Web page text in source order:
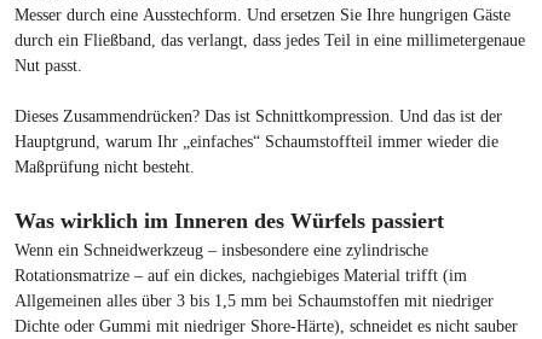
Messer durch eine Ausstechform. Und ersetzen Sie Ihre hungrigen Gäste
durch ein Fließband, das verlangt, dass jedes Teil in eine millimetergenaue
Nut passt.
Dieses Zusammendrücken? Das ist Schnittkompression. Und das ist der
Hauptgrund, warum Ihr „einfaches“ Schaumstoffteil immer wieder die
Maßprüfung nicht besteht.
Was wirklich im Inneren des Würfels passiert
Wenn ein Schneidwerkzeug – insbesondere eine zylindrische
Rotationsmatrize – auf ein dickes, nachgiebiges Material trifft (im
Allgemeinen alles über 3 bis 1,5 mm bei Schaumstoffen mit niedriger
Dichte oder Gummi mit niedriger Shore-Härte), schneidet es nicht sauber